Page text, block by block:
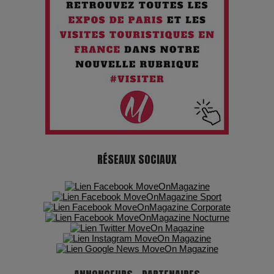
futur troublant
Maïra Kerey, la “voix d’or du Kazakhstan”, célèbre ses 30
ans de carrière à la Salle Gaveau
Les dessous de la fast fashion : un désastre écologique en
Adieu Jean-Pat : rire au bord du précipice
Pharaonic Festival 2025 : 10 ans d’électro sous les
montagnes, une fête à ne pas manquer
RÉSEAUX SOCIAUX